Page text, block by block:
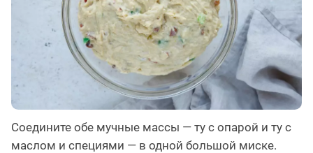
Соедините обе мучные массы — ту с опарой и ту с
маслом и специями — в одной большой миске.